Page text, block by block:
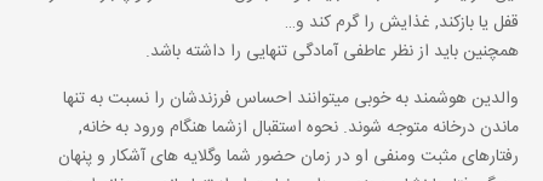
قفل یا بازکند, غذایش را گرم کند و…
همچنین باید از نظر عاطفی آمادگی تنهایی را داشته باشد.
والدین هوشمند به خوبی میتوانند احساس فرزندشان را نسبت به تنها
ماندن درخانه متوجه شوند. نحوه استقبال ازشما هنگام ورود به خانه,
رفتارهای مثبت ومنفی او در زمان حضور شما وگلایه های آشکار و پنهان